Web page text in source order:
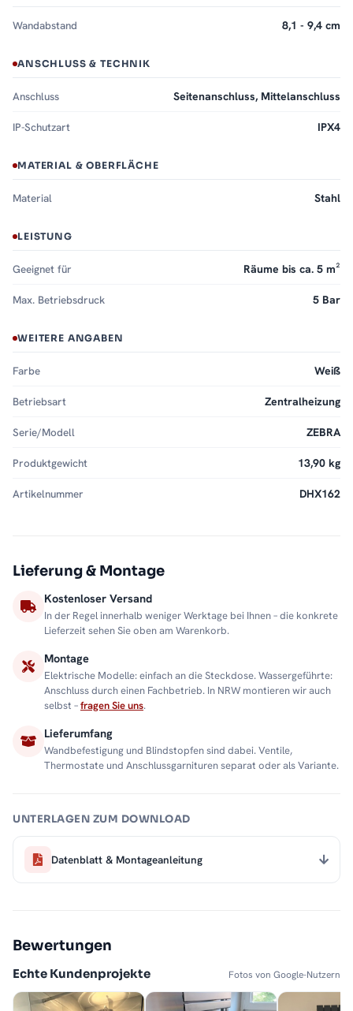
Wandabstand 8,1 - 9,4 cm
ANSCHLUSS & TECHNIK
Anschluss Seitenanschluss, Mittelanschluss
IP-Schutzart IPX4
MATERIAL & OBERFLÄCHE
Material Stahl
LEISTUNG
Geeignet für Räume bis ca. 5 m²
Max. Betriebsdruck 5 Bar
WEITERE ANGABEN
Farbe Weiß
Betriebsart Zentralheizung
Serie/Modell ZEBRA
Produktgewicht 13,90 kg
Artikelnummer DHX162
Lieferung & Montage
Kostenloser Versand
In der Regel innerhalb weniger Werktage bei Ihnen – die konkrete
Lieferzeit sehen Sie oben am Warenkorb.
Montage
Elektrische Modelle: einfach an die Steckdose. Wassergeführte:
Anschluss durch einen Fachbetrieb. In NRW montieren wir auch
selbst –fragen Sie uns.
Lieferumfang
Wandbefestigung und Blindstopfen sind dabei. Ventile,
Thermostate und Anschlussgarnituren separat oder als Variante.
UNTERLAGEN ZUM DOWNLOAD
Datenblatt & Montageanleitung
Bewertungen
Echte Kundenprojekte Fotos von Google-Nutzern